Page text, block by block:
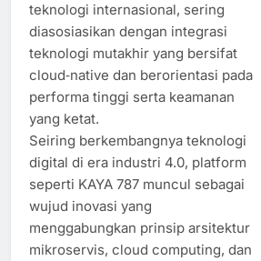
teknologi internasional, sering
diasosiasikan dengan integrasi
teknologi mutakhir yang bersifat
cloud‑native dan berorientasi pada
performa tinggi serta keamanan
yang ketat.
Seiring berkembangnya teknologi
digital di era industri 4.0, platform
seperti KAYA 787 muncul sebagai
wujud inovasi yang
menggabungkan prinsip arsitektur
mikroservis, cloud computing, dan